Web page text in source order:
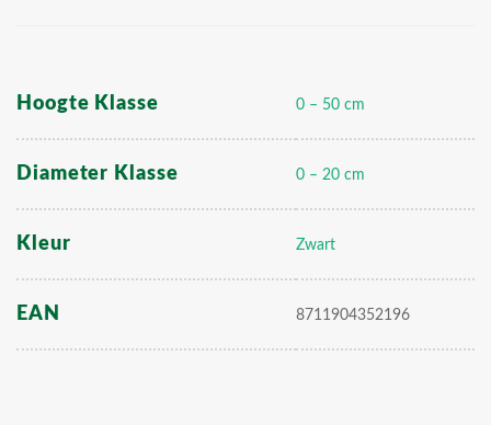
Hoogte Klasse 0 – 50 cm
Diameter Klasse 0 – 20 cm
Kleur Zwart
EAN 8711904352196